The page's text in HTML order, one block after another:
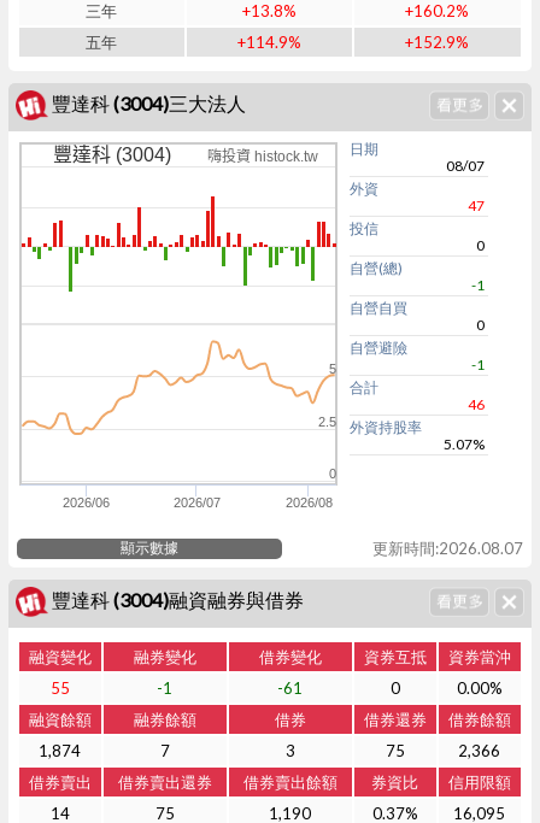
三年
+13.8%
+160.2%
五年
+114.9% +152.9%
豐達科 (3004)三大法人
豐達科 (3004) 嗨投資 histock.tw
2026/06 2026/07 2026/08
0
2.5
5
日期
08/07
外資
47
投信
0
自營(總)
-1
自營自買
0
自營避險
-1
合計
46
外資持股率
5.07%
顯示數據 更新時間:2026.08.07
豐達科 (3004)融資融券與借券
融資變化 融券變化 借券變化 資券互抵
資券當沖
55
-1 -61 0
0.00%
融資餘額
融券餘額 借券 借券還券
借券餘額
1,874
7 3 75
2,366
借券賣出
借券賣出還券 借券賣出餘額 券資比
信用限額
14
75 1,190 0.37% 16,095